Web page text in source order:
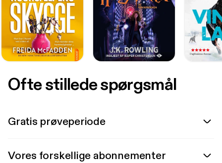
Ofte stillede spørgsmål
Gratis prøveperiode
Vores forskellige abonnementer